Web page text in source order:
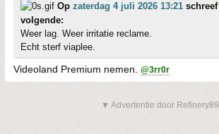
Op zaterdag 4 juli 2026 13:21 schreef
volgende:
Weer lag. Weer irritatie reclame.
Echt sterf viaplee.
Videoland Premium nemen. @3rr0r
▼ Advertentie door Refinery89